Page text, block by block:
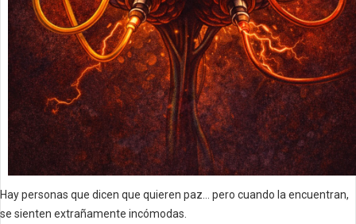
Hay personas que dicen que quieren paz… pero cuando la encuentran,
se sienten extrañamente incómodas.